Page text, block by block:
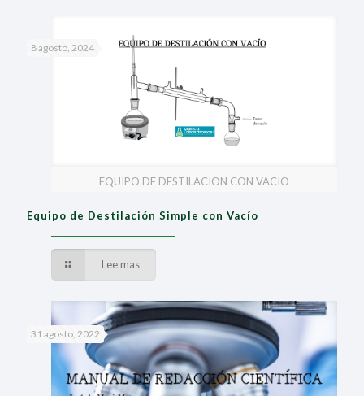
EQUIPO DE DESTILACION CON VACIO
8 agosto, 2024
Equipo de Destilación Simple con Vacío
Lee mas
31 agosto, 2022